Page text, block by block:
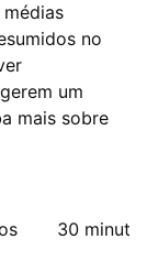
no
um
mais sobre
30